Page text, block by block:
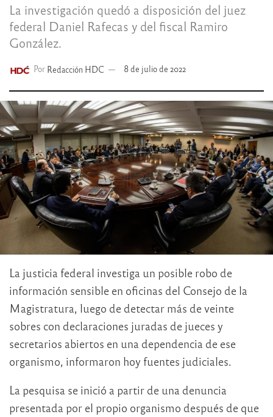
La investigación quedó a disposición del juez
federal Daniel Rafecas y del fiscal Ramiro
González.
Por Redacción HDC 8 de julio de 2022
La justicia federal investiga un posible robo de
información sensible en oficinas del Consejo de la
Magistratura, luego de detectar más de veinte
sobres con declaraciones juradas de jueces y
secretarios abiertos en una dependencia de ese
organismo, informaron hoy fuentes judiciales.
La pesquisa se inició a partir de una denuncia
presentada por el propio organismo después de que